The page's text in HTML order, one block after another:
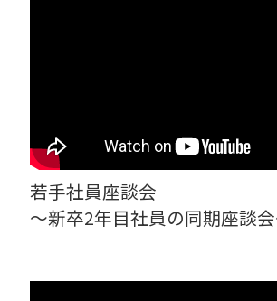
若手社員座談会
～新卒2年目社員の同期座談